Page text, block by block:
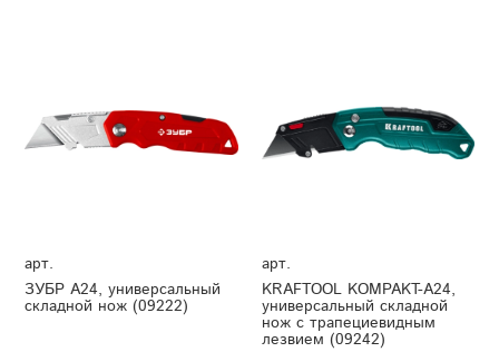
арт.
ЗУБР А24, универсальный
складной нож (09222)
арт.
KRAFTOOL KOMPAKT-А24,
универсальный складной
нож с трапециевидным
лезвием (09242)